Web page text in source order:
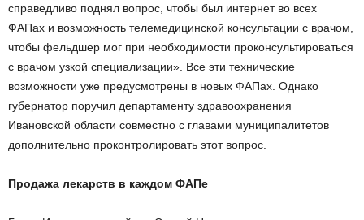
справедливо поднял вопрос, чтобы был интернет во всех
ФАПах и возможность телемедицинской консультации с врачом,
чтобы фельдшер мог при необходимости проконсультироваться
с врачом узкой специализации». Все эти технические
возможности уже предусмотрены в новых ФАПах. Однако
губернатор поручил департаменту здравоохранения
Ивановской области совместно с главами муниципалитетов
дополнительно проконтролировать этот вопрос.
Продажа лекарств в каждом ФАПе